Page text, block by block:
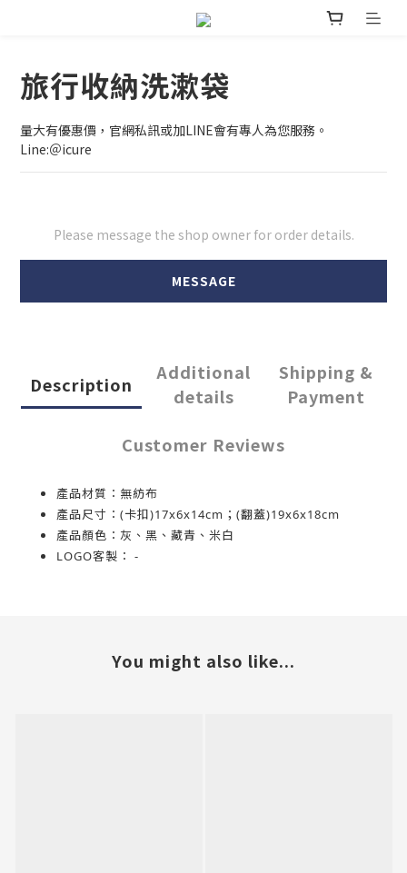
旅行收納洗漱袋
量大有優惠價，官網私訊或加LINE會有專人為您服務。
Line:＠icure
Please message the shop owner for order details.
MESSAGE
Description
Additional
details
Shipping &
Payment
Customer Reviews
產品材質：無紡布
產品尺寸：(卡扣)17x6x14cm；(翻蓋)19x6x18cm
產品顏色：灰、黑、藏青、米白
LOGO客製 ： -
You might also like...